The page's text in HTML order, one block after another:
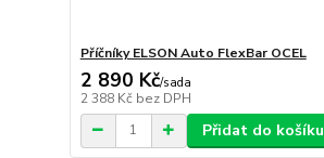
Příčníky ELSON Auto FlexBar OCEL
2 890 Kč/sada
2 388 Kč bez DPH
Přidat do košíku